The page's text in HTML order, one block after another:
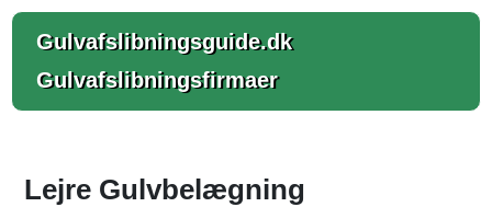
Gulvafslibningsguide.dk
Gulvafslibningsfirmaer
Lejre Gulvbelægning